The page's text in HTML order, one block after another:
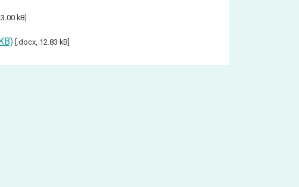
kB]
[.docx, 12.83 kB]